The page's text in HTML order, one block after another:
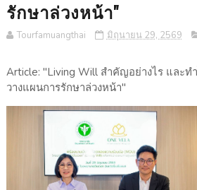
รักษาล่วงหน้า"
Tourfamuangthai มิถุนายน 29, 2569
Article: "Living Will สำคัญอย่างไร และท
วางแผนการรักษาล่วงหน้า"